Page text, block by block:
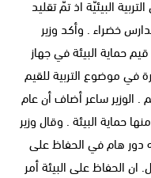
البيئيّة اذ تمّ تقليد
خضراء . وأكد وزير
حماية البيئة في جهاز
في موضوع التربية للقيم
الوزير ساعر أضاف أن عام
حماية البيئة . وقال وزير
له دور هام في الحفاظ على
ان الحفاظ على البيئة أمر